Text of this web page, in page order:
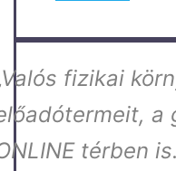
fizikai
a
térben